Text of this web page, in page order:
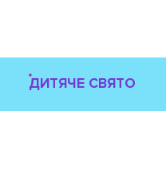
ДИТЯЧЕ СВЯТО